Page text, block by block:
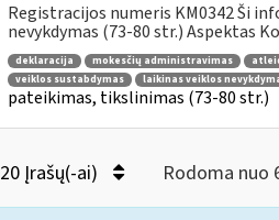
Registracijos numeris KM0342 Ši
nevykdymas (73-80 str.) Aspektas
deklaracija mokesčių administravimas
veiklos sustabdymas
laikinas veiklos
pateikimas, tikslinimas (73-80 str.)
20 Įrašų(-ai) Rodoma nuo